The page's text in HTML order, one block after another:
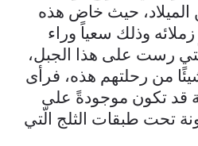
عام 1829 من الميلاد، حيث خاض هذه
وذلك سعياً وراء
رست على هذا الجبل،
من رحلتهم هذه، فرأى
قد تكون موجودةً على
تحت طبقات الثلج الّتي